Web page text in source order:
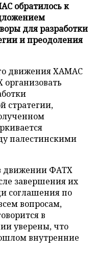
обратилось к
для разработки
и преодоления
движения ХАМАС
стратегии,
палестинскими
движении ФАТХ
завершения их
соглашения по
вопросам,
в
уверены, что
внутренние